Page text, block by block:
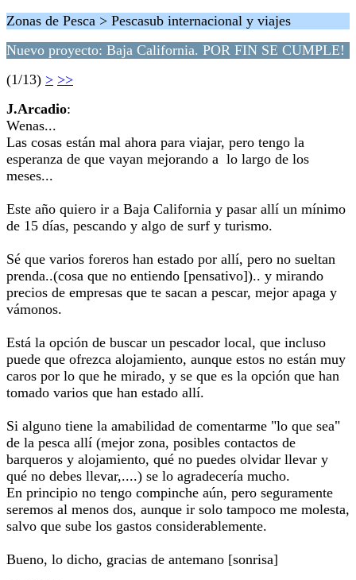
Zonas de Pesca > Pescasub internacional y viajes
Nuevo proyecto: Baja California. POR FIN SE CUMPLE!
(1/13) > >>
J.Arcadio:
Wenas...
Las cosas están mal ahora para viajar, pero tengo la
esperanza de que vayan mejorando a lo largo de los
meses...
Este año quiero ir a Baja California y pasar allí un mínimo
de 15 días, pescando y algo de surf y turismo.
Sé que varios foreros han estado por allí, pero no sueltan
prenda..(cosa que no entiendo [pensativo]).. y mirando
precios de empresas que te sacan a pescar, mejor apaga y
vámonos.
Está la opción de buscar un pescador local, que incluso
puede que ofrezca alojamiento, aunque estos no están muy
caros por lo que he mirado, y se que es la opción que han
tomado varios que han estado allí.
Si alguno tiene la amabilidad de comentarme "lo que sea"
de la pesca allí (mejor zona, posibles contactos de
barqueros y alojamiento, qué no puedes olvidar llevar y
qué no debes llevar,....) se lo agradecería mucho.
En principio no tengo compinche aún, pero seguramente
seremos al menos dos, aunque ir solo tampoco me molesta,
salvo que sube los gastos considerablemente.
Bueno, lo dicho, gracias de antemano [sonrisa]